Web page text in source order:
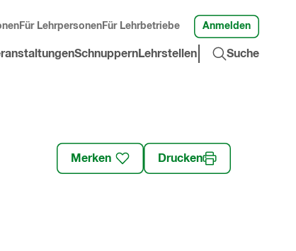
Anmelden
SchnuppernLehrstellen Suche
Suche
öffnen
Für Lehrpersonen Für Lehrbetriebe
Merken Drucken